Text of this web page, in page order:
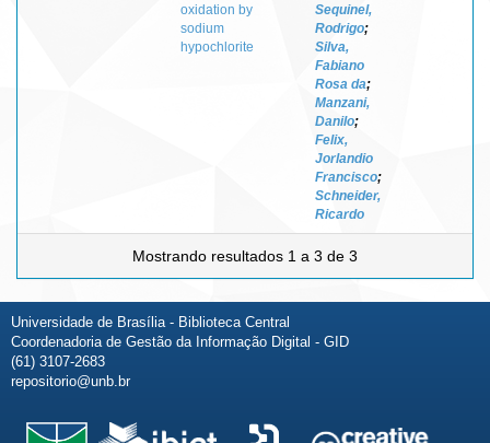
oxidation by
sodium
hypochlorite
Sequinel,
Rodrigo;
Silva,
Fabiano
Rosa da;
Manzani,
Danilo;
Felix,
Jorlandio
Francisco;
Schneider,
Ricardo
Mostrando resultados 1 a 3 de 3
Universidade de Brasília - Biblioteca Central
Coordenadoria de Gestão da Informação Digital - GID
(61) 3107-2683
repositorio@unb.br